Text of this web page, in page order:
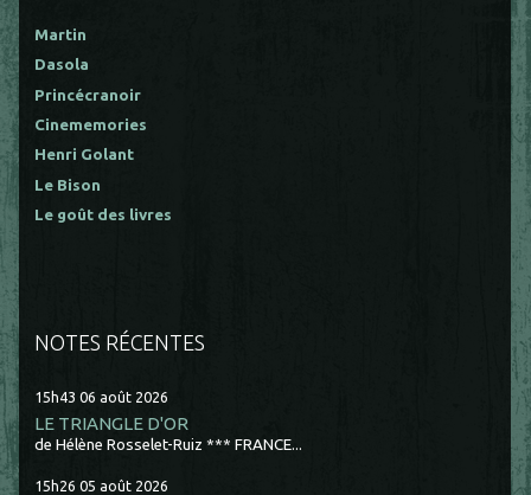
Martin
Dasola
Princécranoir
Cinememories
Henri Golant
Le Bison
Le goût des livres
NOTES RÉCENTES
15h43 06 août 2026
LE TRIANGLE D'OR
de Hélène Rosselet-Ruiz *** FRANCE...
15h26 05 août 2026